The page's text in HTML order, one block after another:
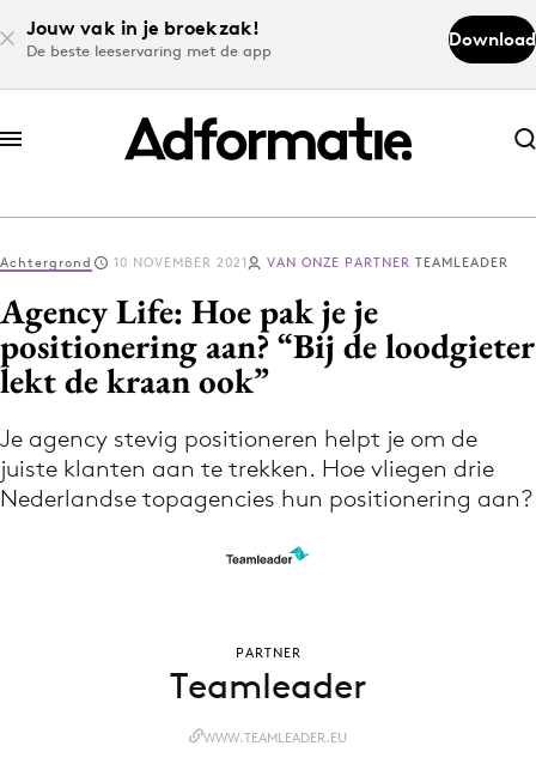
Jouw vak in je broekzak!
De beste leeservaring met de app
Download
Abonneer nu
Abonneer nu
Log in
Download de app
Volg het laatste nieuws via de Adformatie
Nieuws app
Achtergrond 10 NOVEMBER 2021 VAN ONZE PARTNER TEAMLEADER
Agency Life: Hoe pak je je
positionering aan? “Bij de loodgieter
lekt de kraan ook”
Je agency stevig positioneren helpt je om de
juiste klanten aan te trekken. Hoe vliegen drie
Nederlandse topagencies hun positionering aan?
PARTNER
Teamleader
WWW.TEAMLEADER.EU